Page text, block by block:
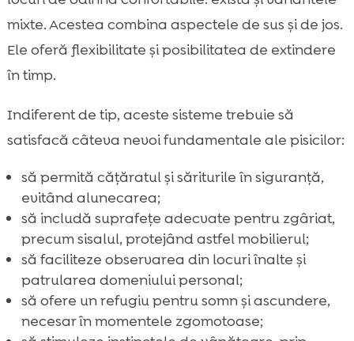
mixte. Acestea combina aspectele de sus și de jos.
Ele oferă flexibilitate și posibilitatea de extindere
în timp.
Indiferent de tip, aceste sisteme trebuie să
satisfacă câteva nevoi fundamentale ale pisicilor:
să permită cățăratul și săriturile în siguranță,
evitând alunecarea;
să includă suprafețe adecvate pentru zgâriat,
precum sisalul, protejând astfel mobilierul;
să faciliteze observarea din locuri înalte și
patrularea domeniului personal;
să ofere un refugiu pentru somn și ascundere,
necesar în momentele zgomotoase;